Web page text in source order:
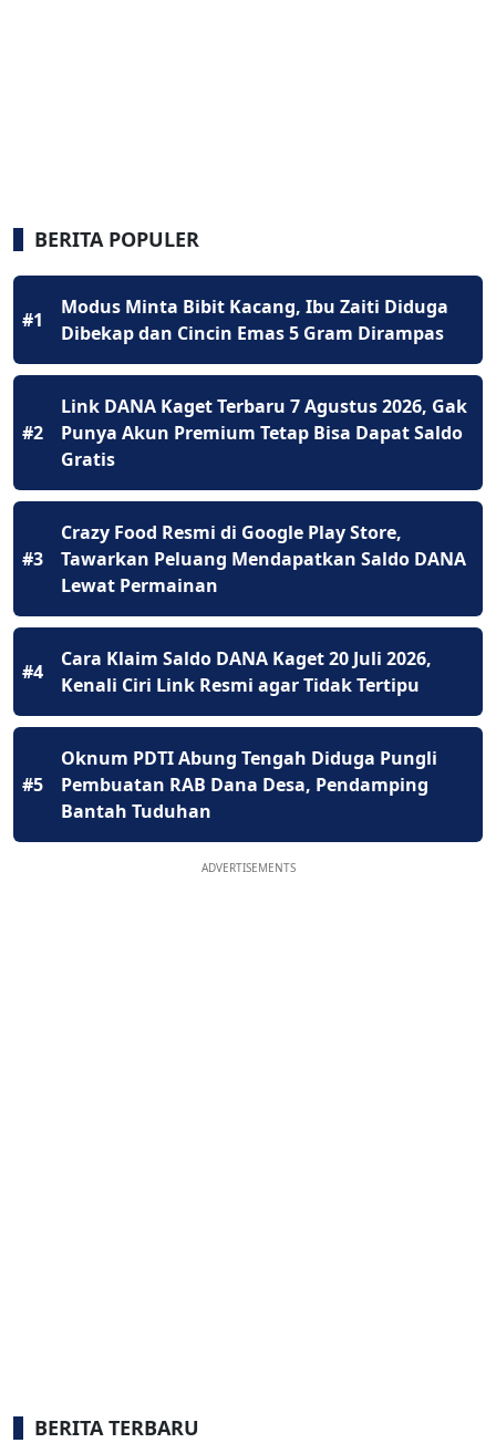
BERITA POPULER
#1
Modus Minta Bibit Kacang, Ibu Zaiti Diduga
Dibekap dan Cincin Emas 5 Gram Dirampas
#2
Link DANA Kaget Terbaru 7 Agustus 2026, Gak
Punya Akun Premium Tetap Bisa Dapat Saldo
Gratis
#3
Crazy Food Resmi di Google Play Store,
Tawarkan Peluang Mendapatkan Saldo DANA
Lewat Permainan
#4
Cara Klaim Saldo DANA Kaget 20 Juli 2026,
Kenali Ciri Link Resmi agar Tidak Tertipu
#5
Oknum PDTI Abung Tengah Diduga Pungli
Pembuatan RAB Dana Desa, Pendamping
Bantah Tuduhan
ADVERTISEMENTS
BERITA TERBARU